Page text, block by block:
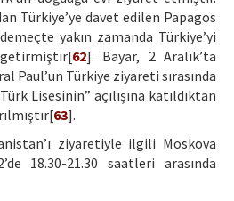
Türkiye’ye davet edilen Papagos
yakın zamanda Türkiye’yi
62]. Bayar, 2 Aralık’ta
Paul’un Türkiye ziyareti sırasında
Lisesinin” açılışına katıldıktan
63].
ziyaretiyle ilgili Moskova
18.30-21.30 saatleri arasında